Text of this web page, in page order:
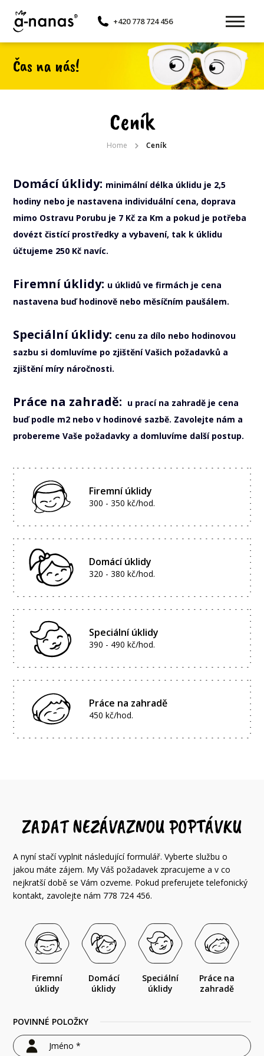
+420 778 724 456
Čas na nás!
Ceník
Home Ceník
Domácí úklidy: minimální délka úklidu je 2,5
hodiny nebo je nastavena individuální cena, doprava
mimo Ostravu Porubu je 7 Kč za Km a pokud je potřeba
dovézt čistící prostředky a vybavení, tak k úklidu
účtujeme 250 Kč navíc.
Firemní úklidy: u úklidů ve firmách je cena
nastavena buď hodinově nebo měsíčním paušálem.
Speciální úklidy: cenu za dílo nebo hodinovou
sazbu si domluvíme po zjištění Vašich požadavků a
zjištění míry náročnosti.
Práce na zahradě: u prací na zahradě je cena
buď podle m2 nebo v hodinové sazbě. Zavolejte nám a
probereme Vaše požadavky a domluvíme další postup.
Firemní úklidy
300 - 350 kč/hod.
Domácí úklidy
320 - 380 kč/hod.
Speciální úklidy
390 - 490 kč/hod.
Práce na zahradě
450 kč/hod.
ZADAT NEZÁVAZNOU POPTÁVKU
A nyní stačí vyplnit následující formulář. Vyberte službu o
jakou máte zájem. My Váš požadavek zpracujeme a v co
nejkratší době se Vám ozveme. Pokud preferujete telefonický
kontakt, zavolejte nám 778 724 456.
Firemní
úklidy
Domácí
úklidy
Speciální
úklidy
Práce na
zahradě
POVINNÉ POLOŽKY